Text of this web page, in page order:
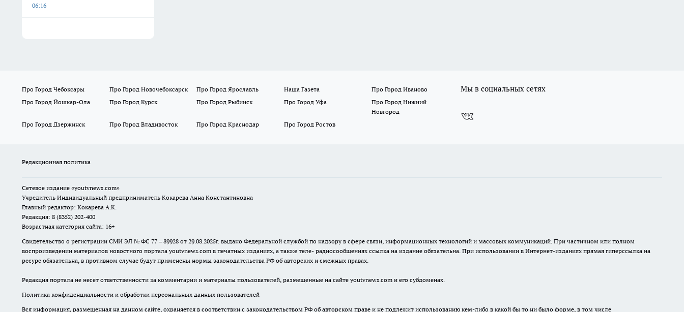
06:16
Про Город Чебоксары Про Город Новочебоксарск Про Город Ярославль Наша Газета
Про Город Иваново
Про Город Йошкар-Ола
Про Город Курск Про Город Рыбинск Про Город Уфа
Про Город Нижний
Новгород
Про Город Дзержинск
Про Город Владивосток Про Город Краснодар Про Город Ростов
Мы в социальных сетях
Редакционная политика
Сетевое издание «youtvnews.com»
Учредитель Индивидуальный предприниматель Кокарева Анна Константиновна
Главный редактор: Кокарева А.К.
Редакция: 8 (8352) 202-400
Возрастная категория сайта: 16+
Свидетельство о регистрации СМИ ЭЛ № ФС 77 – 89928 от 29.08.2025г. выдано Федеральной службой по надзору в сфере связи, информационных технологий и массовых коммуникаций. При частичном или полном
воспроизведении материалов новостного портала youtvnews.com в печатных изданиях, а также теле- радиосообщениях ссылка на издание обязательна. При использовании в Интернет-изданиях прямая гиперссылка на
ресурс обязательна, в противном случае будут применены нормы законодательства РФ об авторских и смежных правах.
Редакция портала не несет ответственности за комментарии и материалы пользователей, размещенные на сайте youtvnews.com и его субдоменах.
Политика конфиденциальности и обработки персональных данных пользователей
Вся информация, размещенная на данном сайте, охраняется в соответствии с законодательством РФ об авторском праве и не подлежит использованию кем-либо в какой бы то ни было форме, в том числе